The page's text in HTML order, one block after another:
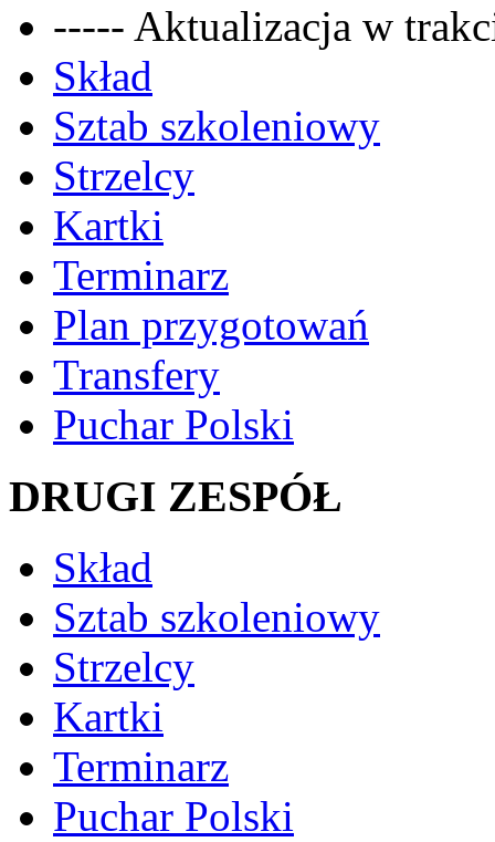
----- Aktualizacja w
Skład
Sztab szkoleniowy
Strzelcy
Kartki
Terminarz
Plan przygotowań
Transfery
Puchar Polski
DRUGI ZESPÓŁ
Skład
Sztab szkoleniowy
Strzelcy
Kartki
Terminarz
Puchar Polski